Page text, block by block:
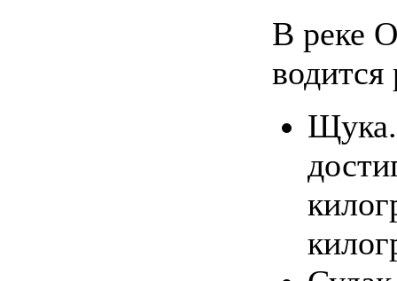
В реке